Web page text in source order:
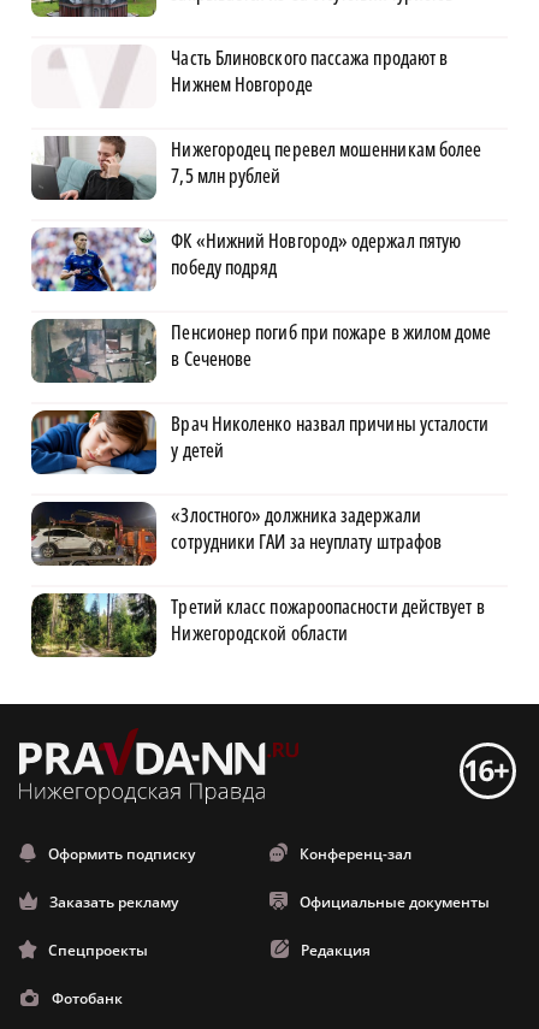
Часть Блиновского пассажа продают в
Нижнем Новгороде
Нижегородец перевел мошенникам более
7,5 млн рублей
ФК «Нижний Новгород» одержал пятую
победу подряд
Пенсионер погиб при пожаре в жилом доме
в Сеченове
Врач Николенко назвал причины усталости
у детей
«Злостного» должника задержали
сотрудники ГАИ за неуплату штрафов
Третий класс пожароопасности действует в
Нижегородской области
Оформить подписку Конференц-зал
Заказать рекламу Официальные документы
Спецпроекты Редакция
Фотобанк